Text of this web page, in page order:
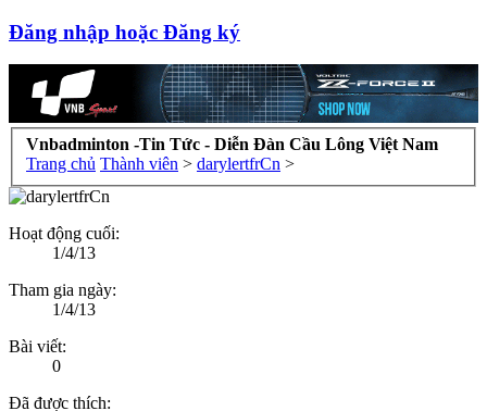
Đăng nhập hoặc Đăng ký
Vnbadminton -Tin Tức - Diễn Đàn Cầu Lông Việt Nam
Trang chủ Thành viên > darylertfrCn >
Hoạt động cuối:
1/4/13
Tham gia ngày:
1/4/13
Bài viết:
0
Đã được thích: